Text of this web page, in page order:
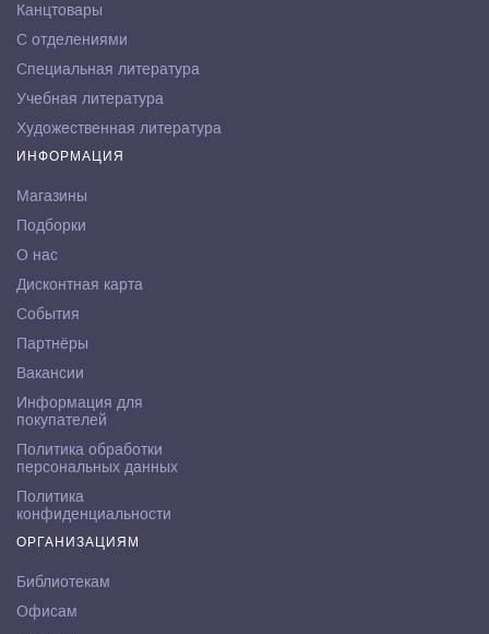
Канцтовары
С отделениями
Специальная литература
Учебная литература
Художественная литература
ИНФОРМАЦИЯ
Магазины
Подборки
О нас
Дисконтная карта
События
Партнёры
Вакансии
Информация для
покупателей
Политика обработки
персональных данных
Политика
конфиденциальности
ОРГАНИЗАЦИЯМ
Библиотекам
Офисам